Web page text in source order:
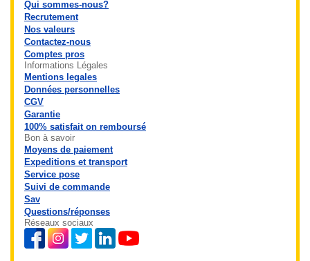
Qui sommes-nous?
Recrutement
Nos valeurs
Contactez-nous
Comptes pros
Informations Légales
Mentions legales
Données personnelles
CGV
Garantie
100% satisfait on remboursé
Bon à savoir
Moyens de paiement
Expeditions et transport
Service pose
Suivi de commande
Sav
Questions/réponses
Réseaux sociaux